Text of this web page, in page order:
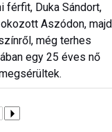
férfit, Duka Sándort,
Aszódon, majd
még terhes
egy 25 éves nő